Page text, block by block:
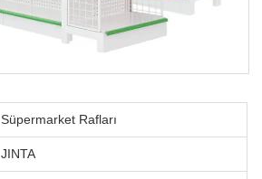
Süpermarket Rafları
JINTA